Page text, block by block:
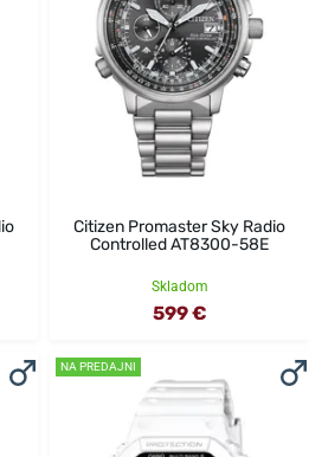
Citizen Promaster Sky Radio
Controlled AT8300-58E
Skladom
599 €
NA PREDAJNI